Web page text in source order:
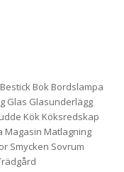
Bestick Bok Bordslampa
Glas Glasunderlägg
Kök Köksredskap
Magasin Matlagning
Smycken Sovrum